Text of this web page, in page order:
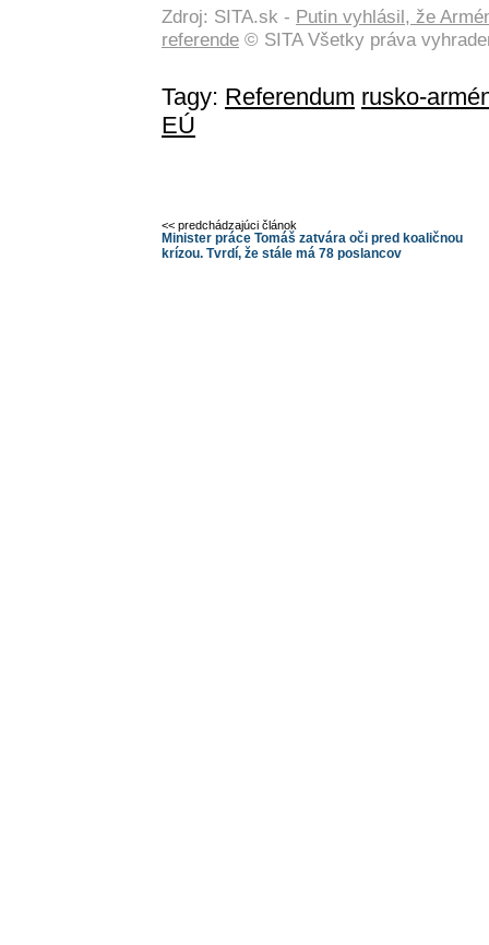
Zdroj: SITA.sk - Putin vyhlásil, že
referende © SITA Všetky práva
Tagy: Referendum rusko-
EÚ
<< predchádzajúci článok
Minister práce Tomáš zatvára oči pred koaličnou
krízou. Tvrdí, že stále má 78 poslancov